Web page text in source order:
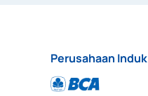
Perusahaan Induk